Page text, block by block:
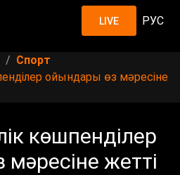
LIVE РУС
Спорт
ойындары өз мәресіне
көшпенділер
жетті